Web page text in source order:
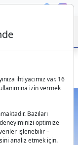
ihtiyacımız var. 16
izin vermek
Bazıları
deneyiminizi optimize
işlenebilir –
analiz etmek için.